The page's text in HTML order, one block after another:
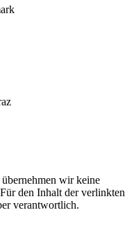
wir keine
den Inhalt der verlinkten
verantwortlich.